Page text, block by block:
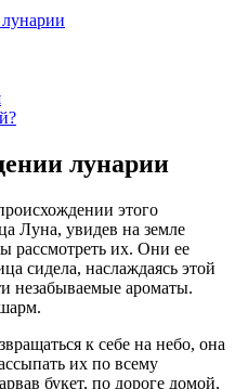
лунарии
этого
Луна, увидев на земле
рассмотреть их. Они ее
сидела, наслаждаясь этой
незабываемые ароматы.
к себе на небо, она
их по всему
букет, по дороге домой,